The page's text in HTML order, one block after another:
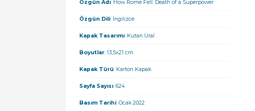
Özgün Adı: How Rome Fell: Death of a Superpower
Özgün Dili: İngilizce
Kapak Tasarımı: Kutan Ural
Boyutlar: 13,5x21 cm
Kapak Türü: Karton Kapak
Sayfa Sayısı: 624
Basım Tarihi: Ocak 2022